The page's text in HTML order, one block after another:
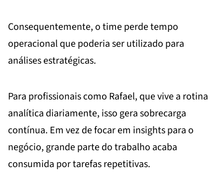
Consequentemente, o time perde tempo
operacional que poderia ser utilizado para
análises estratégicas.
Para profissionais como Rafael, que vive a rotina
analítica diariamente, isso gera sobrecarga
contínua. Em vez de focar em insights para o
negócio, grande parte do trabalho acaba
consumida por tarefas repetitivas.